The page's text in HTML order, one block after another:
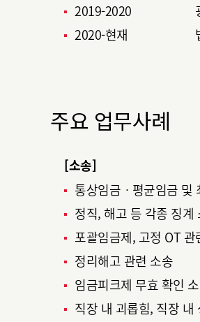
2019-2020
2020-현재
주요 업무사례
[소송]
통상임금ㆍ평균임금 및
정직, 해고 등 각종 징
포괄임금제, 고정 OT 관
정리해고 관련 소송
임금피크제 무효 확인
직장 내 괴롭힘, 직장 내